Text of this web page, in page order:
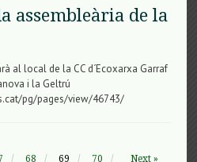
assembleària de la
al local de la CC d´Ecoxarxa Garraf
i la Geltrú
pg/pages/view/46743/
68 69 70 Next »